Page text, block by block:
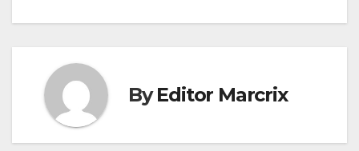
ByEditor Marcrix